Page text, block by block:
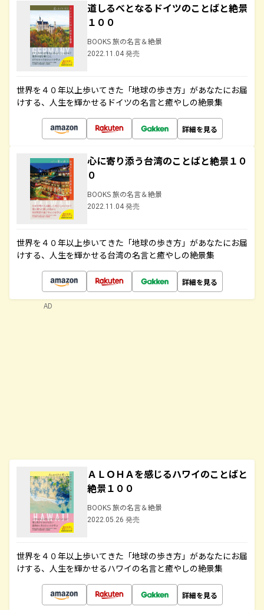
道しるべとなるドイツのことばと絶景
１００
BOOKS 旅の名言＆絶景
2022.11.04 発売
世界を４０年以上歩いてきた「地球の歩き方」があなたにお届
けする、人生を輝かせるドイツの名言と癒やしの絶景集
詳細を見る
心に寄り添う台湾のことばと絶景１０
０
BOOKS 旅の名言＆絶景
2022.11.04 発売
世界を４０年以上歩いてきた「地球の歩き方」があなたにお届
けする、人生を輝かせる台湾の名言と癒やしの絶景集
詳細を見る
ＡＬＯＨＡを感じるハワイのことばと
絶景１００
BOOKS 旅の名言＆絶景
2022.05.26 発売
世界を４０年以上歩いてきた「地球の歩き方」があなたにお届
けする、人生を輝かせるハワイの名言と癒やしの絶景集
詳細を見る
AD